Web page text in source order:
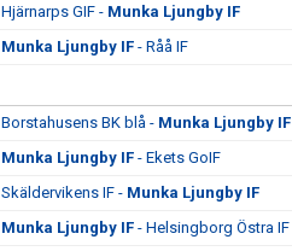
Hjärnarps GIF - Munka Ljungby IF
Munka Ljungby IF - Råå IF
Borstahusens BK blå - Munka Ljungby IF
Munka Ljungby IF - Ekets GoIF
Skäldervikens IF - Munka Ljungby IF
Munka Ljungby IF - Helsingborg Östra IF